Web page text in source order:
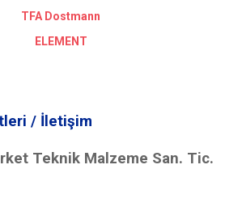
TFA Dostmann
ELEMENT
/ İletişim
Teknik Malzeme San. Tic.